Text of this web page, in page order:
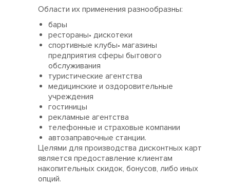
Области их применения разнообразны:
бары
рестораны• дискотеки
спортивные клубы• магазины
предприятия сферы бытового
обслуживания
туристические агентства
медицинские и оздоровительные
учреждения
гостиницы
рекламные агентства
телефонные и страховые компании
автозаправочные станции.
Целями для производства дисконтных карт
является предоставление клиентам
накопительных скидок, бонусов, либо иных
опций.